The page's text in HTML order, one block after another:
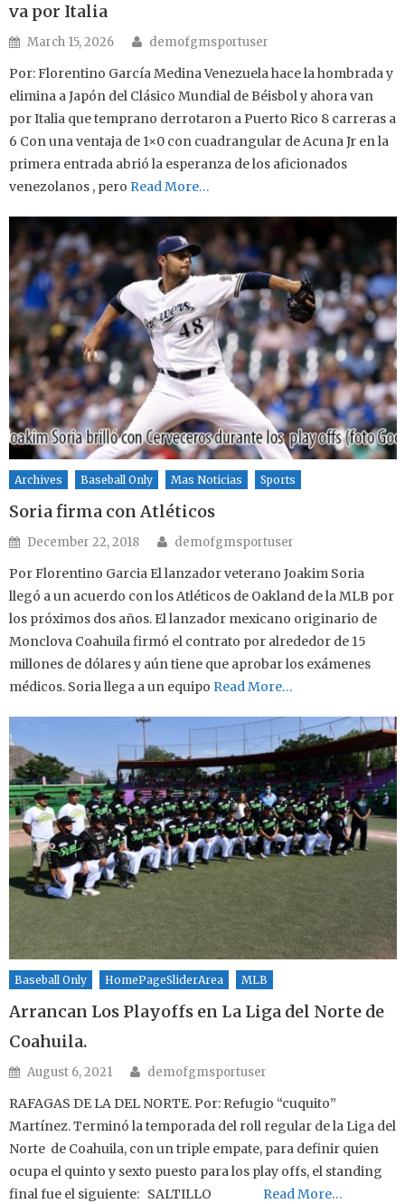
va por Italia
Posted on
March 15, 2026 Author
demofgmsportuser
Por: Florentino García Medina Venezuela hace la hombrada y
elimina a Japón del Clásico Mundial de Béisbol y ahora van
por Italia que temprano derrotaron a Puerto Rico 8 carreras a
6 Con una ventaja de 1×0 con cuadrangular de Acuna Jr en la
primera entrada abrió la esperanza de los aficionados
venezolanos , pero Read More…
Archives Baseball Only Mas Noticias Sports
Soria firma con Atléticos
Posted on
December 22, 2018 Author
demofgmsportuser
Por Florentino Garcia El lanzador veterano Joakim Soria
llegó a un acuerdo con los Atléticos de Oakland de la MLB por
los próximos dos años. El lanzador mexicano originario de
Monclova Coahuila firmó el contrato por alrededor de 15
millones de dólares y aún tiene que aprobar los exámenes
médicos. Soria llega a un equipo Read More…
Baseball Only HomePageSliderArea MLB
Arrancan Los Playoffs en La Liga del Norte de
Coahuila.
Posted on
August 6, 2021 Author
demofgmsportuser
RAFAGAS DE LA DEL NORTE. Por: Refugio “cuquito”
Martínez. Terminó la temporada del roll regular de la Liga del
Norte de Coahuila, con un triple empate, para definir quien
ocupa el quinto y sexto puesto para los play offs, el standing
final fue el siguiente: SALTILLO
Read More…